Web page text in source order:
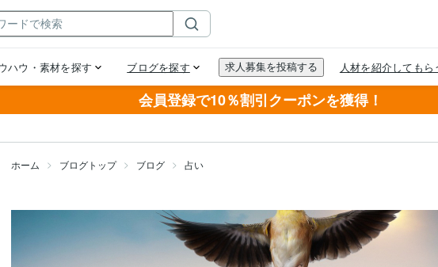
会員登録で10％割引クーポンを獲得！
ホーム ブログトップ ブログ 占い